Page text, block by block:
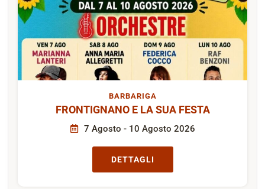
BARBARIGA
FRONTIGNANO E LA SUA FESTA
7 Agosto - 10 Agosto 2026
DETTAGLI